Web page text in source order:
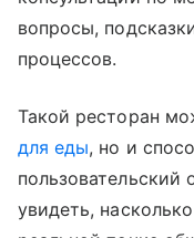
вопросы,
процессов.
Такой ресторан
для еды, но и
пользовательский
увидеть,